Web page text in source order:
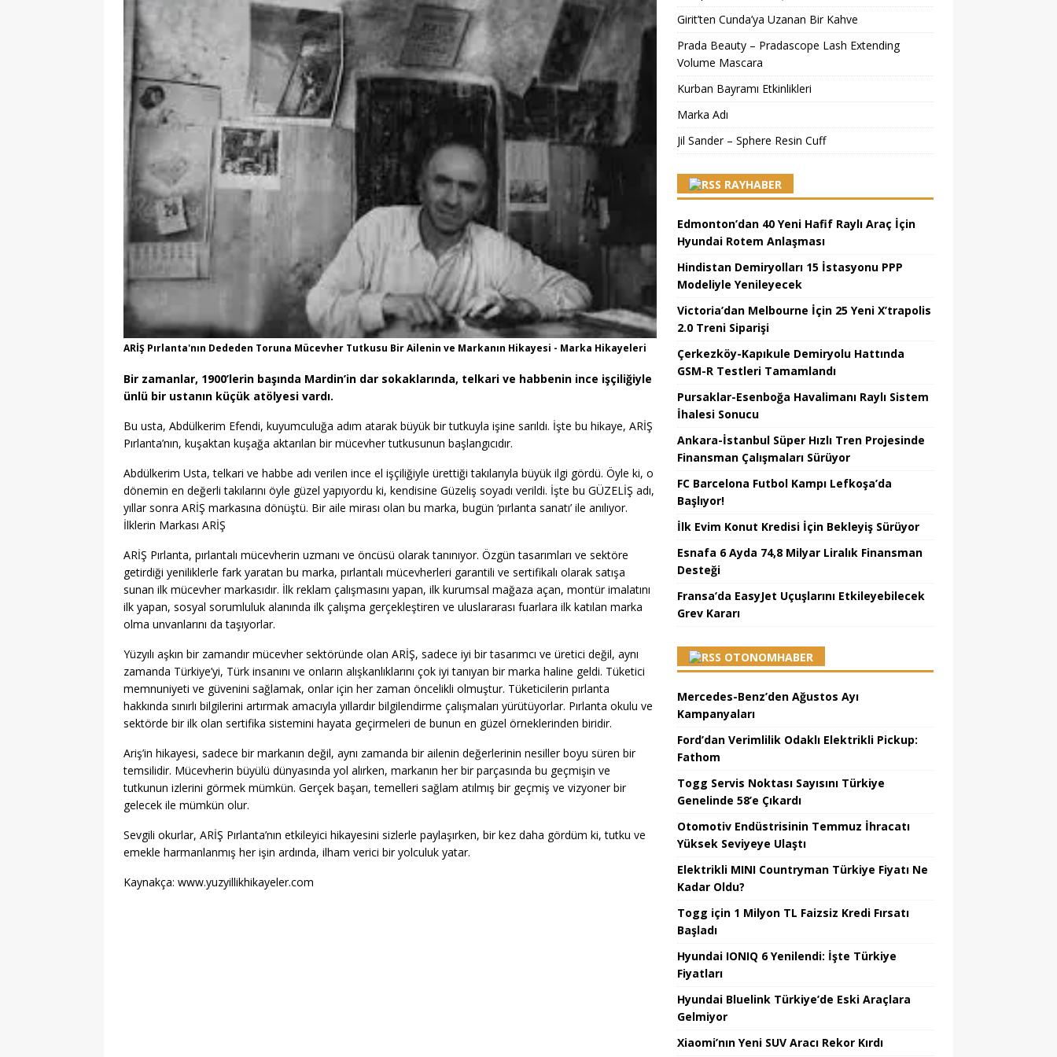
ARİŞ Pırlanta'nın Dededen Toruna Mücevher Tutkusu Bir Ailenin ve Markanın Hikayesi - Marka Hikayeleri
Bir zamanlar, 1900’lerin başında Mardin’in dar sokaklarında, telkari ve habbenin ince işçiliğiyle
ünlü bir ustanın küçük atölyesi vardı.
Bu usta, Abdülkerim Efendi, kuyumculuğa adım atarak büyük bir tutkuyla işine sarıldı. İşte bu hikaye, ARİŞ
Pırlanta’nın, kuşaktan kuşağa aktarılan bir mücevher tutkusunun başlangıcıdır.
Abdülkerim Usta, telkari ve habbe adı verilen ince el işçiliğiyle ürettiği takılarıyla büyük ilgi gördü. Öyle ki, o
dönemin en değerli takılarını öyle güzel yapıyordu ki, kendisine Güzeliş soyadı verildi. İşte bu GÜZELİŞ adı,
yıllar sonra ARİŞ markasına dönüştü. Bir aile mirası olan bu marka, bugün ‘pırlanta sanatı’ ile anılıyor.
İlklerin Markası ARİŞ
ARİŞ Pırlanta, pırlantalı mücevherin uzmanı ve öncüsü olarak tanınıyor. Özgün tasarımları ve sektöre
getirdiği yeniliklerle fark yaratan bu marka, pırlantalı mücevherleri garantili ve sertifikalı olarak satışa
sunan ilk mücevher markasıdır. İlk reklam çalışmasını yapan, ilk kurumsal mağaza açan, montür imalatını
ilk yapan, sosyal sorumluluk alanında ilk çalışma gerçekleştiren ve uluslararası fuarlara ilk katılan marka
olma unvanlarını da taşıyorlar.
Yüzyılı aşkın bir zamandır mücevher sektöründe olan ARİŞ, sadece iyi bir tasarımcı ve üretici değil, aynı
zamanda Türkiye’yi, Türk insanını ve onların alışkanlıklarını çok iyi tanıyan bir marka haline geldi. Tüketici
memnuniyeti ve güvenini sağlamak, onlar için her zaman öncelikli olmuştur. Tüketicilerin pırlanta
hakkında sınırlı bilgilerini artırmak amacıyla yıllardır bilgilendirme çalışmaları yürütüyorlar. Pırlanta okulu ve
sektörde bir ilk olan sertifika sistemini hayata geçirmeleri de bunun en güzel örneklerinden biridir.
Ariş’in hikayesi, sadece bir markanın değil, aynı zamanda bir ailenin değerlerinin nesiller boyu süren bir
temsilidir. Mücevherin büyülü dünyasında yol alırken, markanın her bir parçasında bu geçmişin ve
tutkunun izlerini görmek mümkün. Gerçek başarı, temelleri sağlam atılmış bir geçmiş ve vizyoner bir
gelecek ile mümkün olur.
Sevgili okurlar, ARİŞ Pırlanta’nın etkileyici hikayesini sizlerle paylaşırken, bir kez daha gördüm ki, tutku ve
emekle harmanlanmış her işin ardında, ilham verici bir yolculuk yatar.
Kaynakça: www.yuzyillikhikayeler.com
Girit’ten Cunda’ya Uzanan Bir Kahve
Prada Beauty – Pradascope Lash Extending
Volume Mascara
Kurban Bayramı Etkinlikleri
Marka Adı
Jil Sander – Sphere Resin Cuff
RAYHABER
Edmonton’dan 40 Yeni Hafif Raylı Araç İçin
Hyundai Rotem Anlaşması
Hindistan Demiryolları 15 İstasyonu PPP
Modeliyle Yenileyecek
Victoria’dan Melbourne İçin 25 Yeni X’trapolis
2.0 Treni Siparişi
Çerkezköy-Kapıkule Demiryolu Hattında
GSM-R Testleri Tamamlandı
Pursaklar-Esenboğa Havalimanı Raylı Sistem
İhalesi Sonucu
Ankara-İstanbul Süper Hızlı Tren Projesinde
Finansman Çalışmaları Sürüyor
FC Barcelona Futbol Kampı Lefkoşa’da
Başlıyor!
İlk Evim Konut Kredisi İçin Bekleyiş Sürüyor
Esnafa 6 Ayda 74,8 Milyar Liralık Finansman
Desteği
Fransa’da EasyJet Uçuşlarını Etkileyebilecek
Grev Kararı
OTONOMHABER
Mercedes-Benz’den Ağustos Ayı
Kampanyaları
Ford’dan Verimlilik Odaklı Elektrikli Pickup:
Fathom
Togg Servis Noktası Sayısını Türkiye
Genelinde 58’e Çıkardı
Otomotiv Endüstrisinin Temmuz İhracatı
Yüksek Seviyeye Ulaştı
Elektrikli MINI Countryman Türkiye Fiyatı Ne
Kadar Oldu?
Togg için 1 Milyon TL Faizsiz Kredi Fırsatı
Başladı
Hyundai IONIQ 6 Yenilendi: İşte Türkiye
Fiyatları
Hyundai Bluelink Türkiye’de Eski Araçlara
Gelmiyor
Xiaomi’nın Yeni SUV Aracı Rekor Kırdı